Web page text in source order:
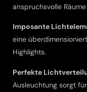
anspruchsvolle
Imposante
eine
Highlights.
Perfekte
Ausleuchtung sorgt